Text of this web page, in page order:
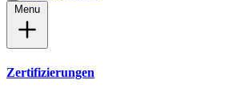
Zertifizierungen